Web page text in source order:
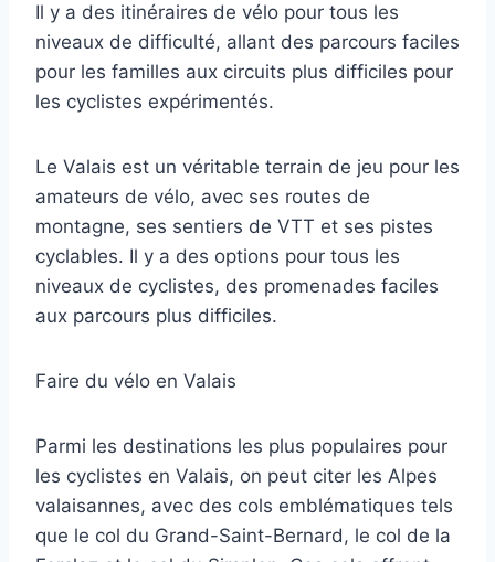
Il y a des itinéraires de vélo pour tous les
niveaux de difficulté, allant des parcours faciles
pour les familles aux circuits plus difficiles pour
les cyclistes expérimentés.
Le Valais est un véritable terrain de jeu pour les
amateurs de vélo, avec ses routes de
montagne, ses sentiers de VTT et ses pistes
cyclables. Il y a des options pour tous les
niveaux de cyclistes, des promenades faciles
aux parcours plus difficiles.
Faire du vélo en Valais
Parmi les destinations les plus populaires pour
les cyclistes en Valais, on peut citer les Alpes
valaisannes, avec des cols emblématiques tels
que le col du Grand-Saint-Bernard, le col de la